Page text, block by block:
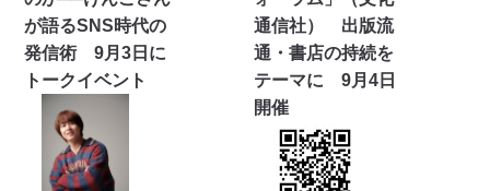
が語るSNS時代の
発信術 9月3日に
トークイベント
通信社） 出版流
通・書店の持続を
テーマに 9月4日
開催